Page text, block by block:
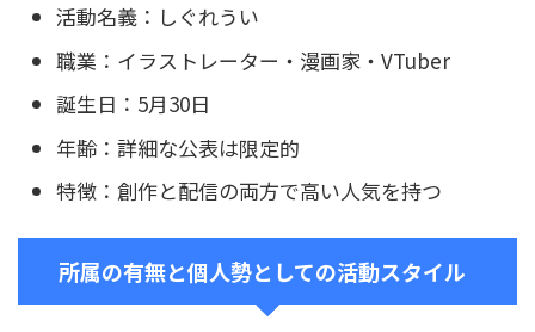
活動名義：しぐれうい
職業：イラストレーター・漫画家・VTuber
誕生日：5月30日
年齢：詳細な公表は限定的
特徴：創作と配信の両方で高い人気を持つ
所属の有無と個人勢としての活動スタイル